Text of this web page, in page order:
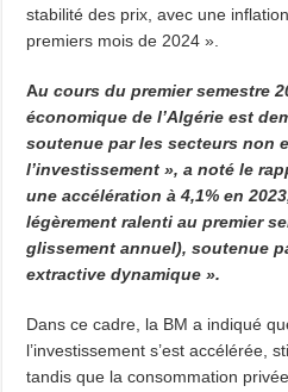
stabilité des prix, avec une
premiers mois de 2024 ».
Au cours du premier semestre
économique de l’Algérie est
soutenue par les secteurs non
l’investissement », a noté le
une accélération à 4,1% en
légèrement ralenti au premier
glissement annuel), soutenue
extractive dynamique ».
Dans ce cadre, la BM a indiqué
l’investissement s’est accélérée,
tandis que la consommation